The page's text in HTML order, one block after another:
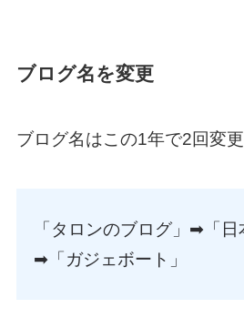
ブログ名を変更
ブログ名はこの1年で2回変更
「タロンのブログ」➡︎「日
➡︎「ガジェボート」